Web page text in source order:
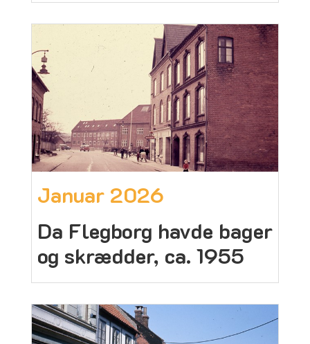
Januar 2026
Da Flegborg havde bager
og skrædder, ca. 1955